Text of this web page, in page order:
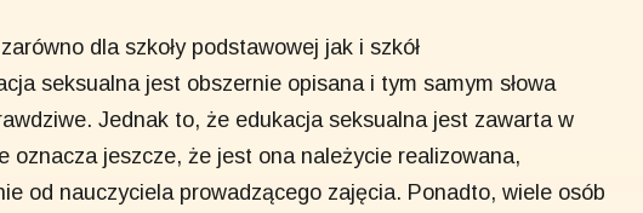
dla szkoły podstawowej jak i szkół
seksualna jest obszernie opisana i tym samym słowa
Jednak to, że edukacja seksualna jest zawarta w
oznacza jeszcze, że jest ona należycie realizowana,
od nauczyciela prowadzącego zajęcia. Ponadto, wiele osób